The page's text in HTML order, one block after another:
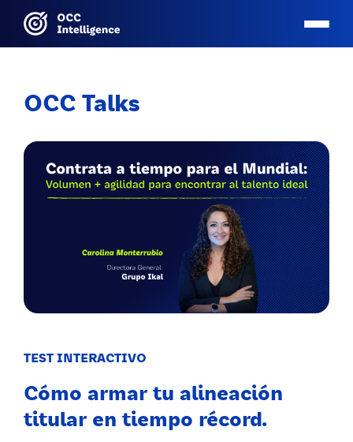
OCC Talks
TEST INTERACTIVO
Cómo armar tu alineación
titular en tiempo récord.